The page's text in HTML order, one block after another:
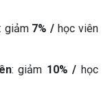
giảm 7% /học viên
: giảm 10% /học